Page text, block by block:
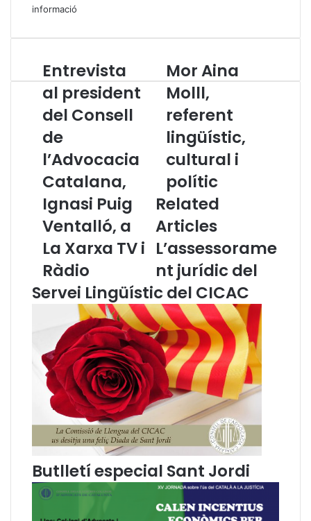
informació
E
n
t
r
e
v
i
s
t
a
a
l
p
r
e
i
t
d
e
n
e
l
d
Entrevista
al president
del Consell
de
l’Advocacia
Catalana,
Ignasi Puig
Ventalló, a
La Xarxa TV i
Ràdio
M
o
A
i
a
M
o
l
,
r
e
e
r
e
n
t
l
i
n
í
s
t
i
c
,
Mor Aina
Molll,
referent
lingüístic,
cultural i
polític
Related
Articles
L’assessorame
nt jurídic del
Servei Lingüístic del CICAC
Butlletí especial Sant Jordi